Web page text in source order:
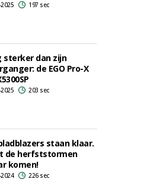
197 sec
sterker dan zijn
de EGO Pro-X
203 sec
staan klaar.
de herfststormen
komen!
226 sec